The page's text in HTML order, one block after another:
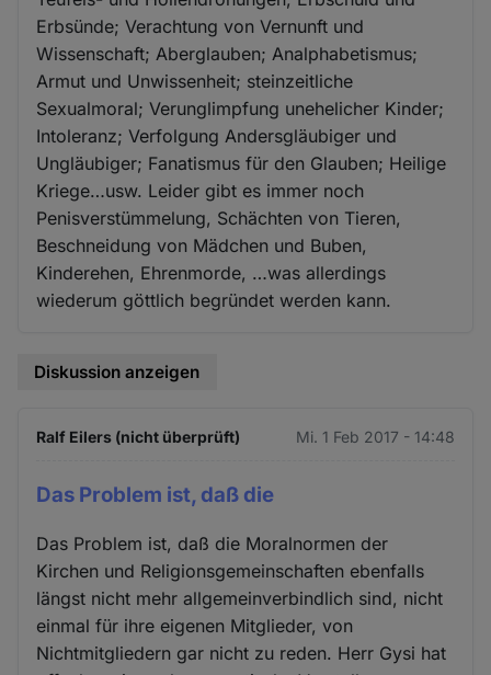
Erbsünde; Verachtung von Vernunft und
Wissenschaft; Aberglauben; Analphabetismus;
Armut und Unwissenheit; steinzeitliche
Sexualmoral; Verunglimpfung unehelicher Kinder;
Intoleranz; Verfolgung Andersgläubiger und
Ungläubiger; Fanatismus für den Glauben; Heilige
Kriege…usw. Leider gibt es immer noch
Penisverstümmelung, Schächten von Tieren,
Beschneidung von Mädchen und Buben,
Kinderehen, Ehrenmorde, …was allerdings
wiederum göttlich begründet werden kann.
Diskussion anzeigen
Ralf Eilers (nicht überprüft) Mi. 1 Feb 2017 - 14:48
Das Problem ist, daß die
Das Problem ist, daß die Moralnormen der
Kirchen und Religionsgemeinschaften ebenfalls
längst nicht mehr allgemeinverbindlich sind, nicht
einmal für ihre eigenen Mitglieder, von
Nichtmitgliedern gar nicht zu reden. Herr Gysi hat